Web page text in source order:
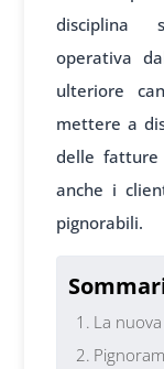
disciplina
operativa
ulteriore
mettere a
delle fatture
anche i
pignorabili.
La